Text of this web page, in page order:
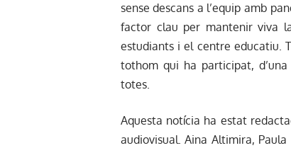
sense descans a l’equip amb
factor clau per mantenir viva
estudiants i el centre educatiu.
tothom qui ha participat,
totes.
Aquesta notícia ha estat
audiovisual. Aina Altimira, Paula